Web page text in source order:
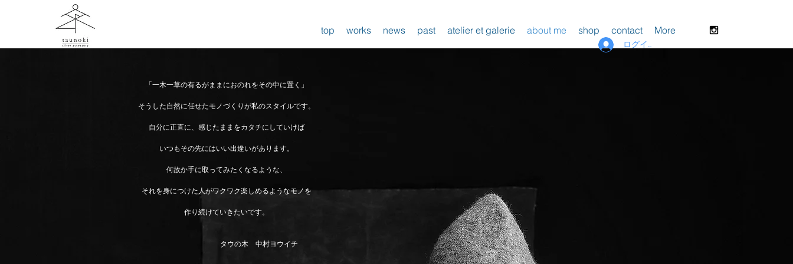
top works news past atelier et galerie about me shop contact More
ログイン
「一木一草の有るがままにおのれをその中に置く」
そうした自然に任せたモノづくりが私のスタイルです。
自分に正直に、感じたままをカタチにしていけば
いつもその先にはいい出逢いがあります。
何故か手に取ってみたくなるような、
それを身につけた人がワクワク楽しめるようなモノを
作り続けていきたいです。
タウの木 中村ヨウイチ